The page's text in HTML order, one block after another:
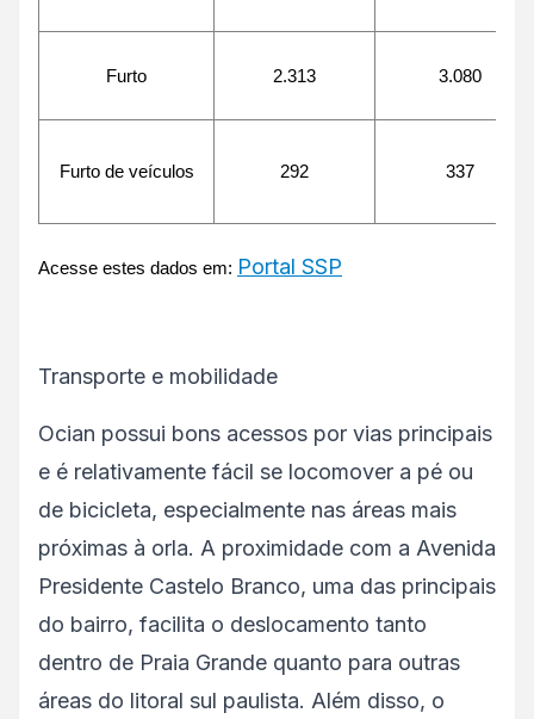
Furto 2.313 3.080
Furto de veículos 292 337
Acesse estes dados em: Portal SSP
Transporte e mobilidade
Ocian possui bons acessos por vias principais
e é relativamente fácil se locomover a pé ou
de bicicleta, especialmente nas áreas mais
próximas à orla. A proximidade com a Avenida
Presidente Castelo Branco, uma das principais
do bairro, facilita o deslocamento tanto
dentro de Praia Grande quanto para outras
áreas do litoral sul paulista. Além disso, o